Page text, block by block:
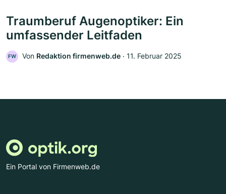
Traumberuf Augenoptiker: Ein
umfassender Leitfaden
FW Von Redaktion firmenweb.de ‧ 11. Februar 2025
Ein Portal von Firmenweb.de